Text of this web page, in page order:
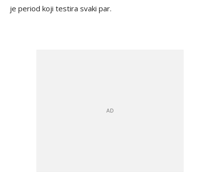
je period koji testira svaki par.